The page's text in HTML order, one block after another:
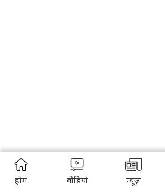
होम वीडियो न्यूज़